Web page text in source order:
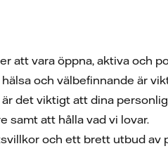
att vara öppna, aktiva och
och välbefinnande är
det viktigt att dina
samt att hålla vad vi lovar.
och ett brett utbud av